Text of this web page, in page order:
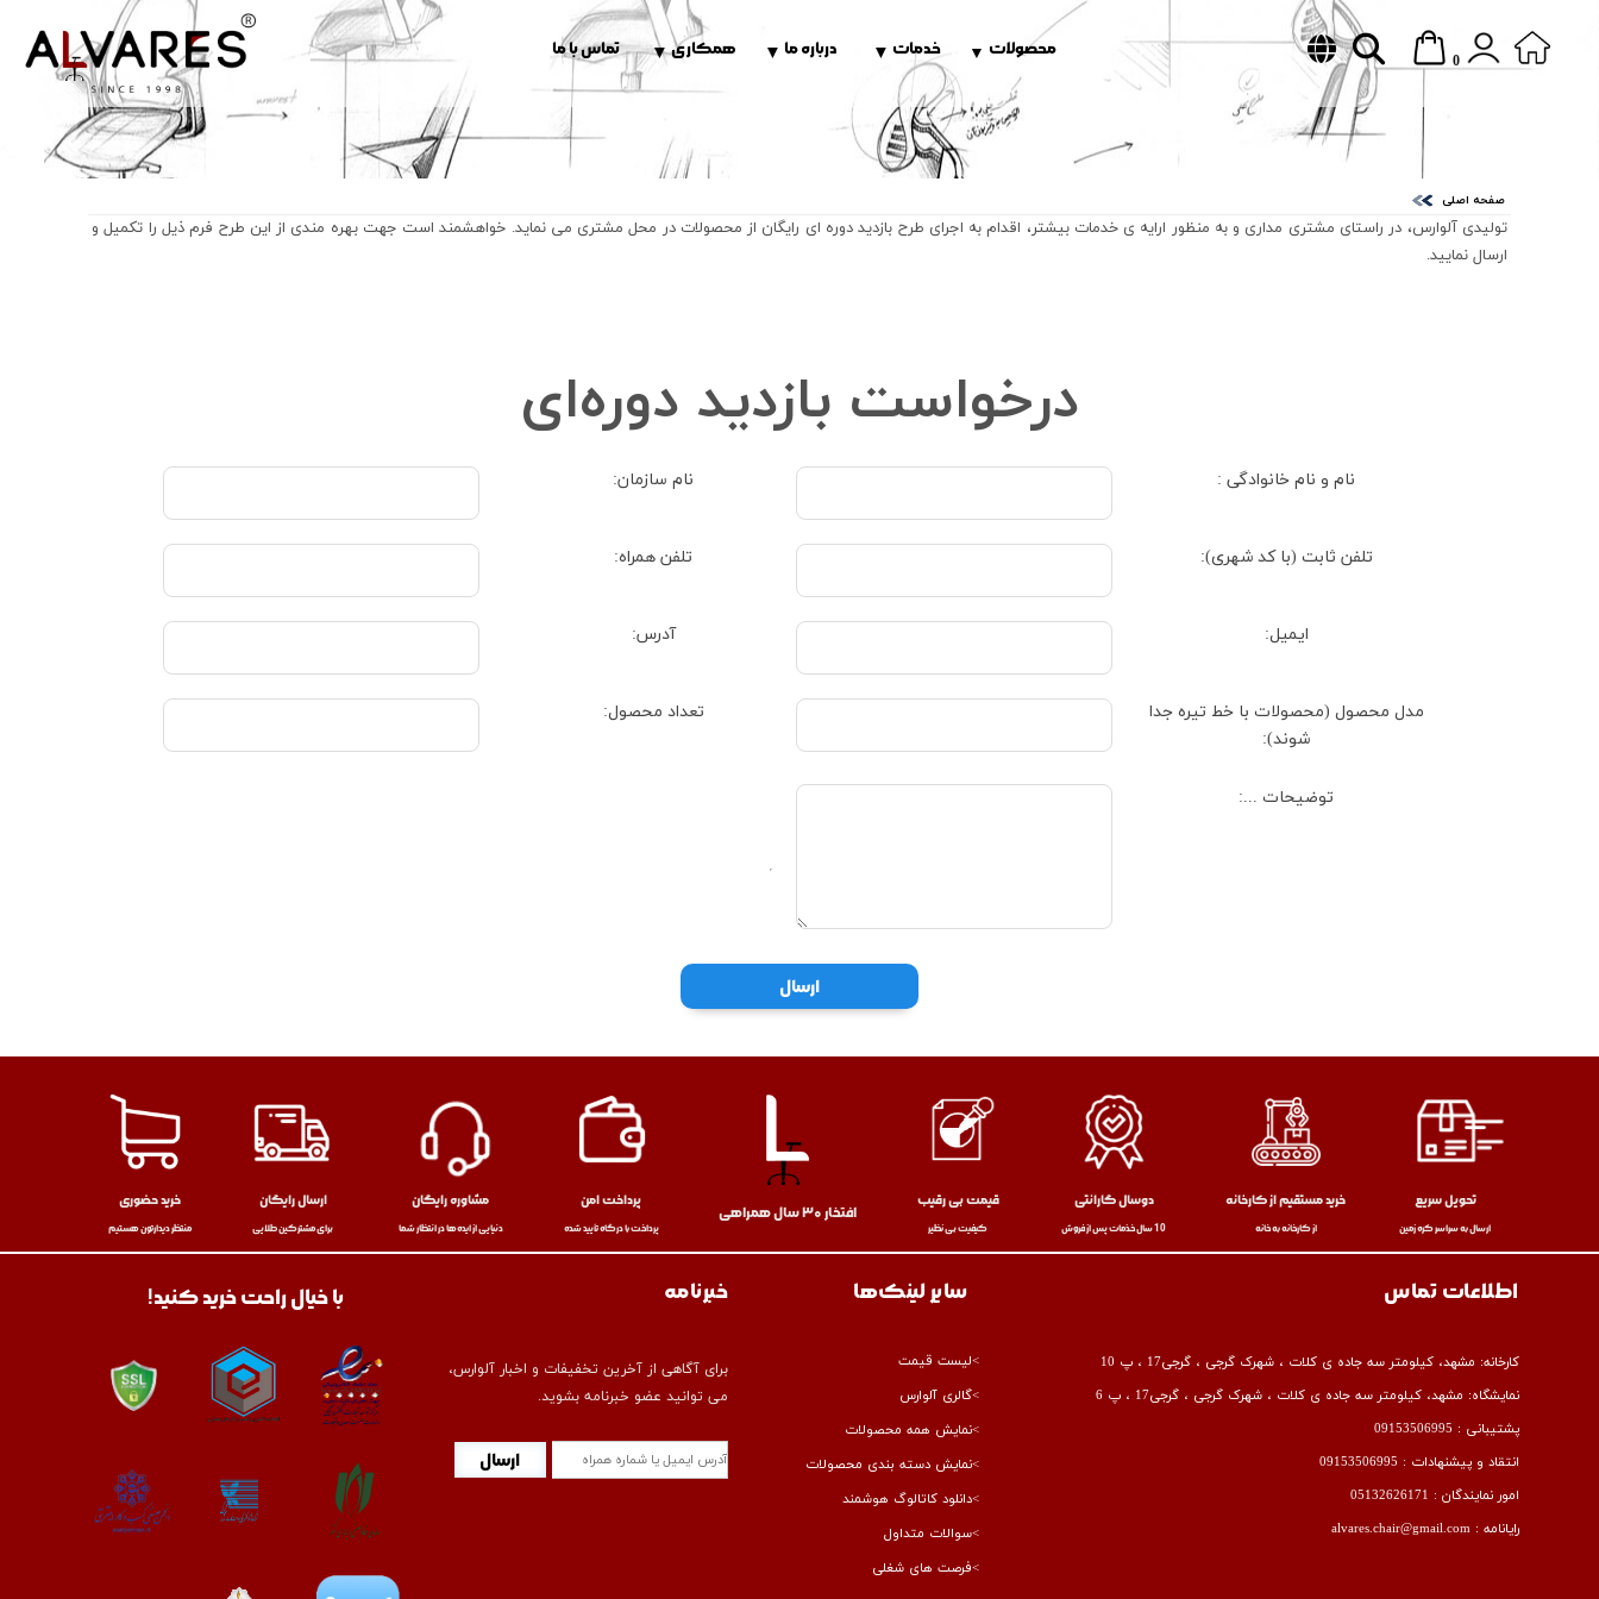
0
محصولات ▼ خدمات ▼ درباره ما ▼ همکاری▼ تماس با ما
صفحه اصلی
تولیدی آلوارس، در راستای مشتری مداری و به منظور ارایه ی خدمات بیشتر، اقدام به اجرای طرح بازدید دوره ای رایگان از محصولات در محل مشتری می نماید. خواهشمند است جهت بهره مندی از این طرح فرم ذیل را تکمیل و
ارسال نمایید.
درخواست بازدید دوره‌ای
نام و نام خانوادگی : نام سازمان:
تلفن ثابت (با کد شهری): تلفن همراه:
ایمیل: آدرس:
مدل محصول (محصولات با خط تیره جدا
شوند):
تعداد محصول:
توضیحات ...:
تحویل سریع
ارسال به سراسر کره زمین
خرید مستقیم از کارخانه
از کارخانه به خانه
دوسال گارانتی
10 سال خذمات پس از فروش
قیمت بی رقیب
کیفیت بی نظیر
افتخار ۳۰ سال همراهی
پرداخت امن
پرداخت با درگاه‌ تأیید شده
مشاوره رایگان
دنیایی از ایده‌ها در انتظار شما
ارسال رایگان
برای مشترکین طلایی
خرید حضوری
منتظر دیدارتون هستیم
اطلاعات تماس
کارخانه: مشهد، کیلومتر سه جاده ی کلات ، شهرک گرجی ، گرجی17 ، پ 10
نمایشگاه: مشهد، کیلومتر سه جاده ی کلات ، شهرک گرجی ، گرجی17 ، پ 6
پشتیبانی : 09153506995
انتقاد و پیشنهادات : 09153506995
امور نمایندگان : 05132626171
رایانامه :alvares.chair@gmail.com
سایر لینک‌ها
>لیست قیمت
>گالری آلوارس
>نمایش همه محصولات
>نمایش دسته بندی محصولات
>دانلود کاتالوگ هوشمند
>سوالات متداول
>فرصت های شغلی
خبرنامه
برای آگاهی از آخرین تخفیفات و اخبار آلوارس،
می توانید عضو خبرنامه بشوید.
با خیال راحت خرید کنید!